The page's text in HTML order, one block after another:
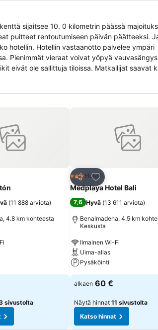
sijaitsee 10. 0 kilometrin päässä
puitteet rentoutumiseen päivän päätteeksi.
hotellin. Hotellin vastaanotto palvelee ympäri
Pienimmät vieraat voivat yöpyä
eivät ole sallittuja tiloissa. Matkailijat saavat
esittelyistä palveluista saattavat olla
(11 888 arviota)
4.8 km kohteesta
sivustolta
Jaa
Lisää suosikkeihin
3 Tähtiluokitus
Hotelli
Medplaya Hotel Bali
7,6 Hyvä (13 611 arviota)
Benalmadena, 4.5 km
Keskusta
Ilmainen Wi-Fi
Uima-allas
Pysäköinti
alkaen 60 €
Näytä hinnat 11 sivustolta
Katso hinnat